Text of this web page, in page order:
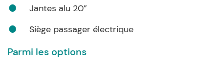
Jantes alu 20”
Siège passager électrique
Parmi les options